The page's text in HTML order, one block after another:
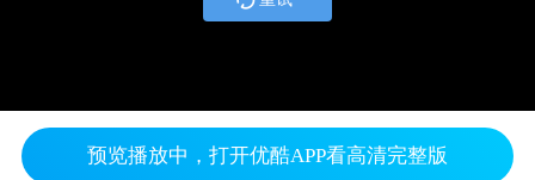
预览播放中，打开优酷APP看高清完整版